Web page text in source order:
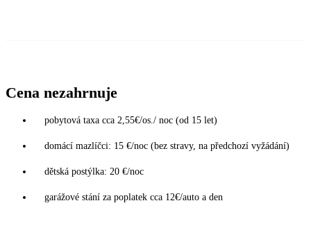
Cena nezahrnuje
pobytová taxa cca 2,55€/os./ noc (od 15 let)
domácí mazlíčci: 15 €/noc (bez stravy, na předchozí vyžádání)
dětská postýlka: 20 €/noc
garážové stání za poplatek cca 12€/auto a den